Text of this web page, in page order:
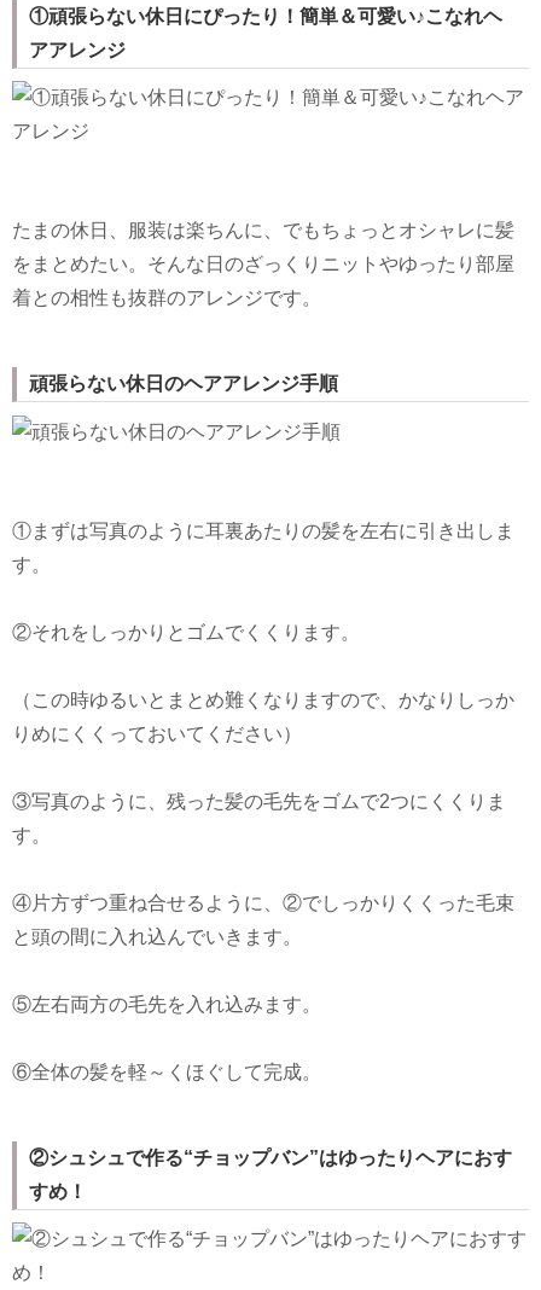
①頑張らない休日にぴったり！簡単＆可愛い♪こなれヘ
アアレンジ
たまの休日、服装は楽ちんに、でもちょっとオシャレに髪
をまとめたい。そんな日のざっくりニットやゆったり部屋
着との相性も抜群のアレンジです。
頑張らない休日のヘアアレンジ手順
①まずは写真のように耳裏あたりの髪を左右に引き出しま
す。
②それをしっかりとゴムでくくります。
（この時ゆるいとまとめ難くなりますので、かなりしっか
りめにくくっておいてください）
③写真のように、残った髪の毛先をゴムで2つにくくりま
す。
④片方ずつ重ね合せるように、②でしっかりくくった毛束
と頭の間に入れ込んでいきます。
⑤左右両方の毛先を入れ込みます。
⑥全体の髪を軽～くほぐして完成。
②シュシュで作る“チョップバン”はゆったりヘアにおす
すめ！